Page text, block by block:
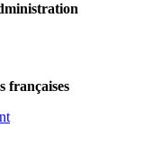
françaises